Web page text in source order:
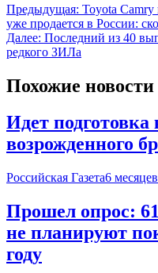
Предыдущая: Toyota Camry
уже продается в России:
Далее: Последний из 40
редкого ЗИЛа
Похожие новости
Идет подготовка
возрожденного
Российская Газета6
Прошел опрос:
не планируют
году